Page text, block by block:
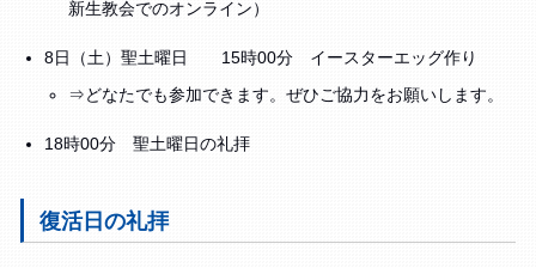
新生教会でのオンライン）
8日（土）聖土曜日 15時00分 イースターエッグ作り
⇒どなたでも参加できます。ぜひご協力をお願いします。
18時00分 聖土曜日の礼拝
復活日の礼拝